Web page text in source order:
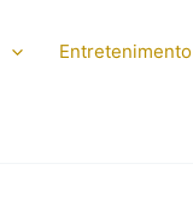
Entretenimento